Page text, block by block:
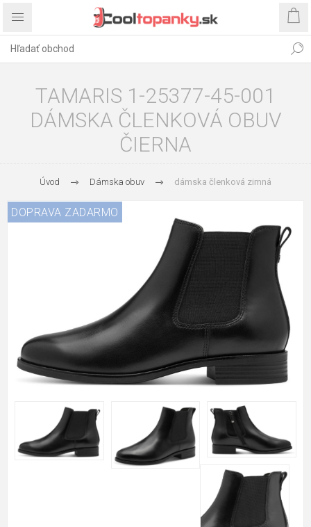
TAMARIS 1-25377-45-001
DÁMSKA ČLENKOVÁ OBUV
ČIERNA
Úvod Dámska obuv dámska členková zimná
DOPRAVA ZADARMO